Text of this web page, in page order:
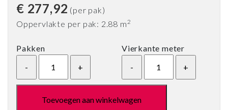
€ 277,92 (per pak)
Oppervlakte per pak: 2.88 m2
Pakken Vierkante meter
Toevoegen aan winkelwagen